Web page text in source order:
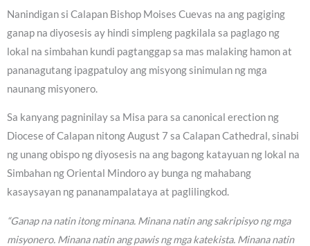
Nanindigan si Calapan Bishop Moises Cuevas na ang pagiging
ganap na diyosesis ay hindi simpleng pagkilala sa paglago ng
lokal na simbahan kundi pagtanggap sa mas malaking hamon at
pananagutang ipagpatuloy ang misyong sinimulan ng mga
naunang misyonero.
Sa kanyang pagninilay sa Misa para sa canonical erection ng
Diocese of Calapan nitong August 7 sa Calapan Cathedral, sinabi
ng unang obispo ng diyosesis na ang bagong katayuan ng lokal na
Simbahan ng Oriental Mindoro ay bunga ng mahabang
kasaysayan ng pananampalataya at paglilingkod.
“Ganap na natin itong minana. Minana natin ang sakripisyo ng mga
misyonero. Minana natin ang pawis ng mga katekista. Minana natin